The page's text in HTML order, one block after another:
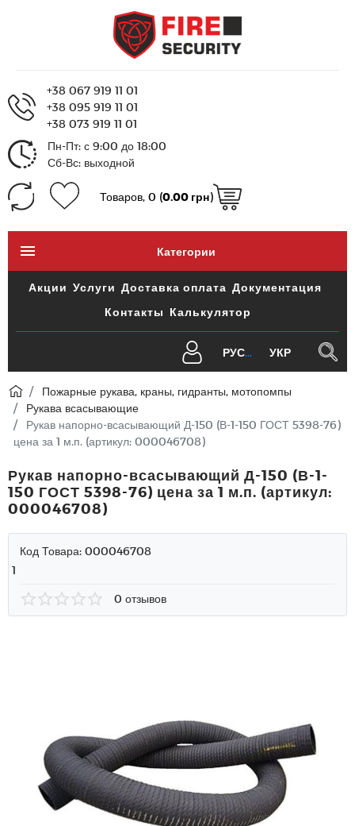
+38 067 919 11 01
+38 095 919 11 01
+38 073 919 11 01
Пн-Пт: с 9:00 до 18:00
Сб-Вс: выходной
Товаров, 0 (0.00 грн)
Категории
Акции Услуги Доставка оплата Документация
Контакты Калькулятор
РУС УКР
Пожарные рукава, краны, гидранты, мотопомпы
Рукава всасывающие
Рукав напорно-всасывающий Д-150 (В-1-150 ГОСТ 5398-76)
цена за 1 м.п. (артикул: 000046708)
Рукав напорно-всасывающий Д-150 (В-1-
150 ГОСТ 5398-76) цена за 1 м.п. (артикул:
000046708)
Код Товара: 000046708
1
0 отзывов